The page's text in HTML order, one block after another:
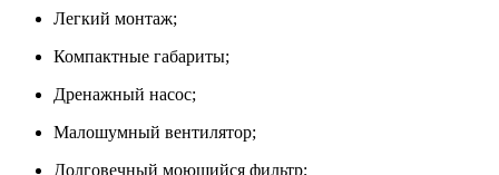
Легкий монтаж;
Компактные габариты;
Дренажный насос;
Малошумный вентилятор;
Долговечный моющийся фильтр;